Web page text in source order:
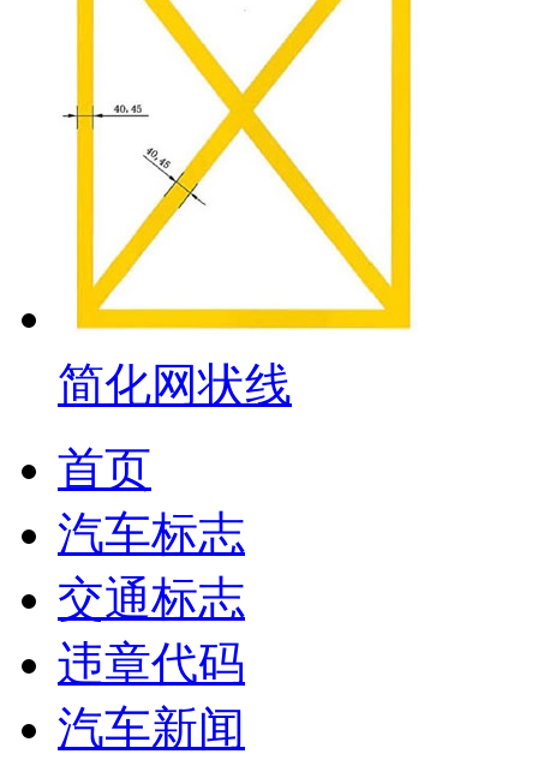
简化网状线
首页
汽车标志
交通标志
违章代码
汽车新闻